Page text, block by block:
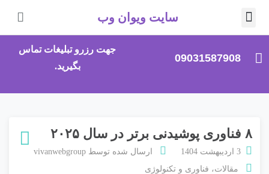
سایت ویوان وب
09031587908
جهت رزرو تبلیغات تماس
بگیرید.
۸ فناوری پوشیدنی برتر در سال ۲۰۲۵
3 اردیبهشت 1404 ارسال شده توسط vivanwebgroup
مقالات، فناوری و تکنولوژی